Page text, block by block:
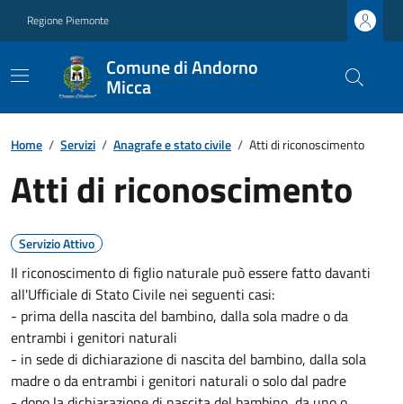
Regione Piemonte
Comune di Andorno
Micca
Home / Servizi / Anagrafe e stato civile / Atti di riconoscimento
Atti di riconoscimento
Servizio Attivo
Il riconoscimento di figlio naturale può essere fatto davanti
all'Ufficiale di Stato Civile nei seguenti casi:
- prima della nascita del bambino, dalla sola madre o da
entrambi i genitori naturali
- in sede di dichiarazione di nascita del bambino, dalla sola
madre o da entrambi i genitori naturali o solo dal padre